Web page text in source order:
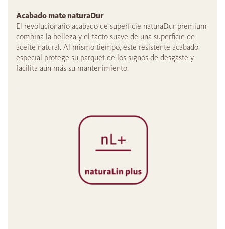
Acabado mate naturaDur
El revolucionario acabado de superficie naturaDur premium
combina la belleza y el tacto suave de una superficie de
aceite natural. Al mismo tiempo, este resistente acabado
especial protege su parquet de los signos de desgaste y
facilita aún más su mantenimiento.